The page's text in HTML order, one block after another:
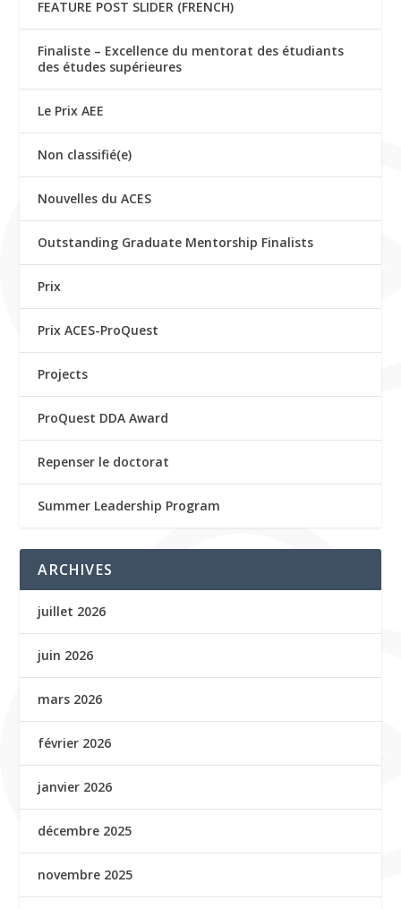
FEATURE POST SLIDER (FRENCH)
Finaliste – Excellence du mentorat des étudiants
des études supérieures
Le Prix AEE
Non classifié(e)
Nouvelles du ACES
Outstanding Graduate Mentorship Finalists
Prix
Prix ACES-ProQuest
Projects
ProQuest DDA Award
Repenser le doctorat
Summer Leadership Program
ARCHIVES
juillet 2026
juin 2026
mars 2026
février 2026
janvier 2026
décembre 2025
novembre 2025